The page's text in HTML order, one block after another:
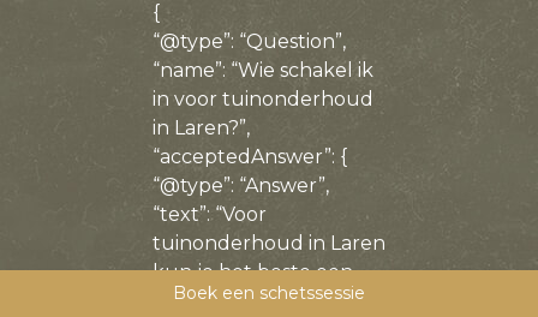
{
“@type”: “Question”,
“name”: “Wie schakel ik
in voor tuinonderhoud
in Laren?”,
“acceptedAnswer”: {
“@type”: “Answer”,
“text”: “Voor
tuinonderhoud in Laren
kun je het beste een
professioneel
Boek een schetssessie